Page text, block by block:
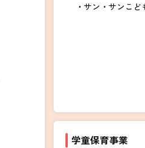
サン・サンこど
学童保育事業